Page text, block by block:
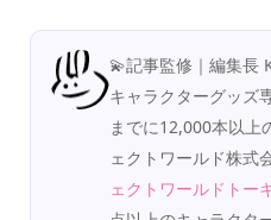
💫記事監修｜編集長
キャラクターグッズ
までに12,000本以上
ェクトワールド株式
ェクトワールドトー